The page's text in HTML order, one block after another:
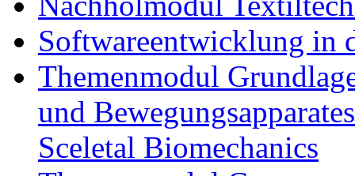
Softwareentwicklung in
Themenmodul
und
Sceletal Biomechanics